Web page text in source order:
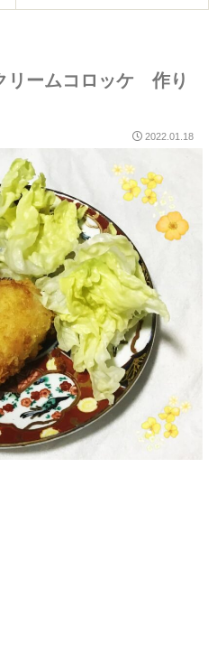
リームコロッケ 作り
2022.01.18